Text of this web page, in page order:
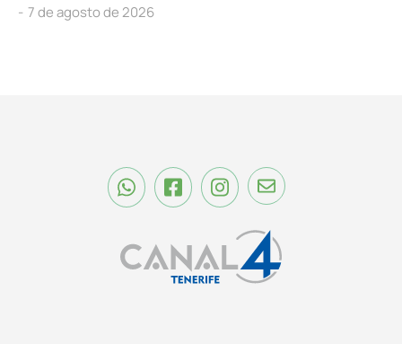
7 de agosto de 2026